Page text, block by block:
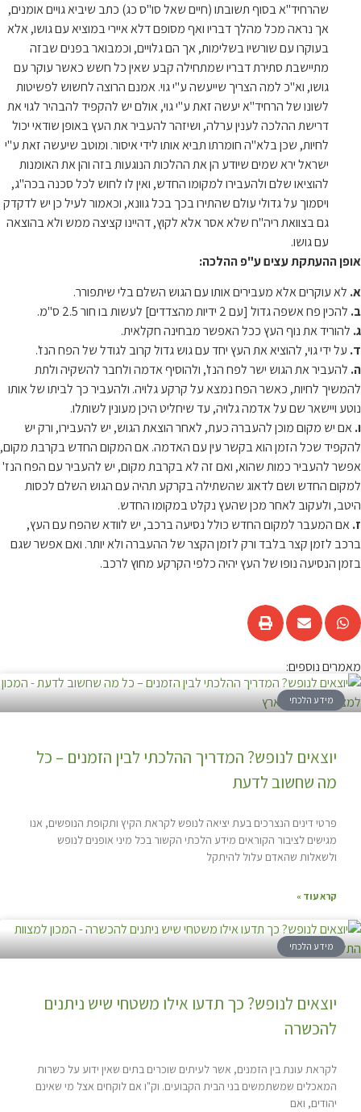
שהרחיד"א בסוף תשובתו (חיים שאל סו"ס כג) כתב שיביא גויים אומנים,
אך נראה מכל מהלך דבריו ואף מסופם דלא איירי במוציא עם גושו, אלא
בעוקרו עם שורשיו בשלימות, אך הם גלויים, וכמבואר בפנים שבזה
מתיישבת סתירת דבריו שמתחילה קבע שאין כל חשש כאשר עוקר עם
גושו, וא"כ למה הצריך שייעשה ע"י גוי. אמנם הרוצה לחשוש לפשיטות
לשונו של הרחיד"א יעשה זאת ע"י גוי, אולם יש להקפיד להבהיר לגוי את
דרישת ההלכה לענין ערלה, ושיזהר להעביר את העץ באופן שודאי יכול
לחיות, שכן בלא"ה חומרתו תביא אותו לידי איסור. ומוטב שיעשה זאת ע"י
ישראל ירא שמים שיודע הן את ההלכות הנוגעות בזה והן את האומנות
להוציאו שלם ולהעבירו למקומו החדש, ואין לו לחוש לכל סכנה בכה"ג,
ויסמוך על גדולי עולם שהתירו בכך בכל גוונא, וכאמור לעיל כן יש לדקדק
גם בצוואת ריה"ח שלא אסר אלא לקוץ, דהיינו קציצה ממש ולא בהוצאה
עם גושו.
אופן ההעתקת עצים ע"פ ההלכה:
א. לא עוקרים אלא מעבירים אותו עם הגוש השלם בלי שיתפורר.
ב. להכין פח אשפה גדול [עם 2 ידיות מהצדדים] לעשות בו חור 2.5 ס"מ.
ג. להוריד את נוף העץ ככל האפשר מבחינה חקלאית.
ד. על ידי גוי, להוציא את העץ יחד עם גוש גדול קרוב לגודל של הפח הנז'.
ה. להעביר את הגוש ישר לפח הנז', ולהוסיף אדמה ולחבר להשקיה ולתת
להמשיך לחיות, כאשר הפח נמצא על קרקע גלויה. ולהעביר כך לביתו של אותו
נוטע ויישאר שם על אדמה גלויה, עד שיחליט היכן מעונין לשותלו.
ו.אם יש מקום מוכן להעברה כעת, לאחר הוצאת הגוש, יש להעבירו, ורק יש
להקפיד שכל הזמן הוא בקשר עין עם האדמה. אם המקום החדש בקרבת מקום,
אפשר להעביר כמות שהוא, ואם זה לא בקרבת מקום, יש להעביר עם הפח הנז'
למקום החדש ושם לדאוג שהשתילה בקרקע תהיה עם הגוש השלם לכסות
היטב, ולעקוב לאחר מכן שהעץ נקלט במקומו החדש.
ז.אם המעבר למקום החדש כולל נסיעה ברכב, יש לוודא שהפח עם העץ,
ברכב לזמן קצר בלבד ורק לזמן הקצר של ההעברה ולא יותר. ואם אפשר שגם
בזמן הנסיעה נופו של העץ יהיה כלפי הקרקע מחוץ לרכב.
מאמרים נוספים:
מידע הלכתי
יוצאים לנופש? המדריך ההלכתי לבין הזמנים – כל
מה שחשוב לדעת
פרטי דינים הנצרכים בעת יציאה לנופש לקראת הקיץ ותקופת הנופשים, אנו
מגישים לציבור הקוראים מידע הלכתי הקשור בכל מיני אופנים לנופש
ולשאלות שהאדם עלול להיתקל
קרא עוד »
מידע הלכתי
יוצאים לנופש? כך תדעו אילו משטחי שיש ניתנים
להכשרה
לקראת עונת בין הזמנים, אשר לעיתים שוכרים בתים שאין ידוע על כשרות
המאכלים שמשתמשים בני הבית הקבועים. וק"ו אם לוקחים אצל מי שאינם
יהודים, ואם